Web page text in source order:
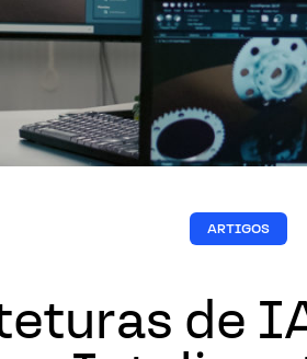
ARTIGOS
de